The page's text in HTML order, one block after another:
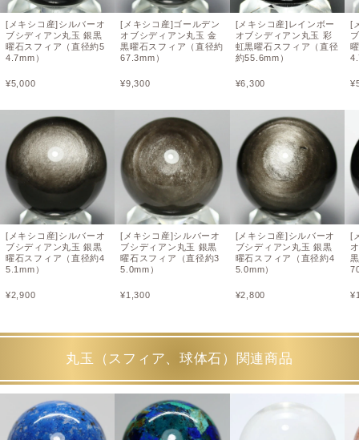
[メキシコ産]シルバーオ
ブシディアン丸玉 銀黒
曜石スフィア（直径約5
4.7mm）
¥5,000
[メキシコ産]シルバーオ
ブシディアン丸玉 銀黒
曜石スフィア（直径約4
5.1mm）
¥2,900
[メキシコ産]ゴールデン
オブシディアン丸玉 金
黒曜石スフィア（直径約
67.3mm）
¥9,300
[メキシコ産]シルバーオ
ブシディアン丸玉 銀黒
曜石スフィア（直径約3
5.0mm）
¥1,300
[メキシコ産]レインボー
オブシディアン丸玉 彩
虹黒曜石スフィア（直径
約55.6mm）
¥6,300
[メキシコ産]シルバーオ
ブシディアン丸玉 銀黒
曜石スフィア（直径約4
5.0mm）
¥2,800
[
¥
[
¥
丸玉（スフィア、球体石）関連商品